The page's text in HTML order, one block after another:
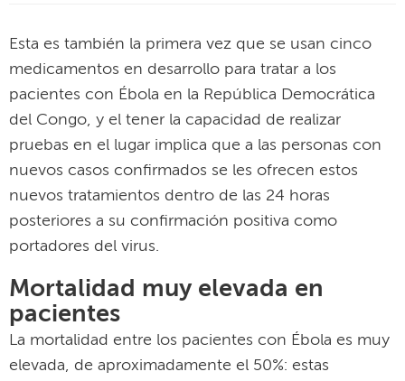
Esta es también la primera vez que se usan cinco
medicamentos en desarrollo para tratar a los
pacientes con Ébola en la República Democrática
del Congo, y el tener la capacidad de realizar
pruebas en el lugar implica que a las personas con
nuevos casos confirmados se les ofrecen estos
nuevos tratamientos dentro de las 24 horas
posteriores a su confirmación positiva como
portadores del virus.
Mortalidad muy elevada en
pacientes
La mortalidad entre los pacientes con Ébola es muy
elevada, de aproximadamente el 50%: estas